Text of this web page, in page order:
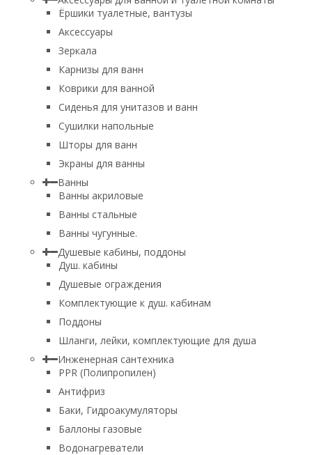
Ёршики туалетные, вантузы
Аксессуары
Зеркала
Карнизы для ванн
Коврики для ванной
Сиденья для унитазов и ванн
Сушилки напольные
Шторы для ванн
Экраны для ванны
Ванны
Ванны акриловые
Ванны стальные
Ванны чугунные.
Душевые кабины, поддоны
Душ. кабины
Душевые ограждения
Комплектующие к душ. кабинам
Поддоны
Шланги, лейки, комплектующие для душа
Инженерная сантехника
PPR (Полипропилен)
Антифриз
Баки, Гидроакумуляторы
Баллоны газовые
Водонагреватели